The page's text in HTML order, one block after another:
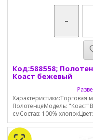
-
Код:588558;
Коаст бежевый
Характеристики:Торговая
ПолотенцеМодель:
смСостав: 100%